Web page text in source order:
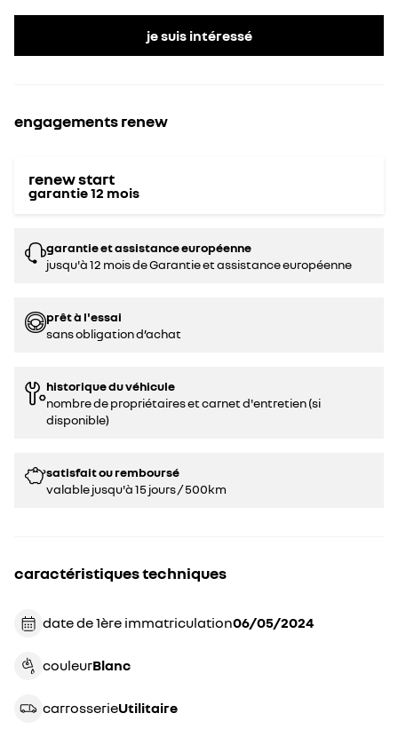
je suis intéressé
engagements renew
renew start
garantie12 mois
garantie et assistance européenne
jusqu'à 12 mois de Garantie et assistance européenne
prêt à l'essai
sans obligation d’achat
historique du véhicule
nombre de propriétaires et carnet d'entretien (si
disponible)
satisfait ou remboursé
valable jusqu'à 15 jours / 500km
caractéristiques techniques
date de 1ère immatriculation 06/05/2024
couleur blanc
carrosserie utilitaire